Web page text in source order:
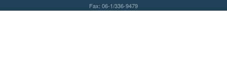
Fax: 06-1/336-9479